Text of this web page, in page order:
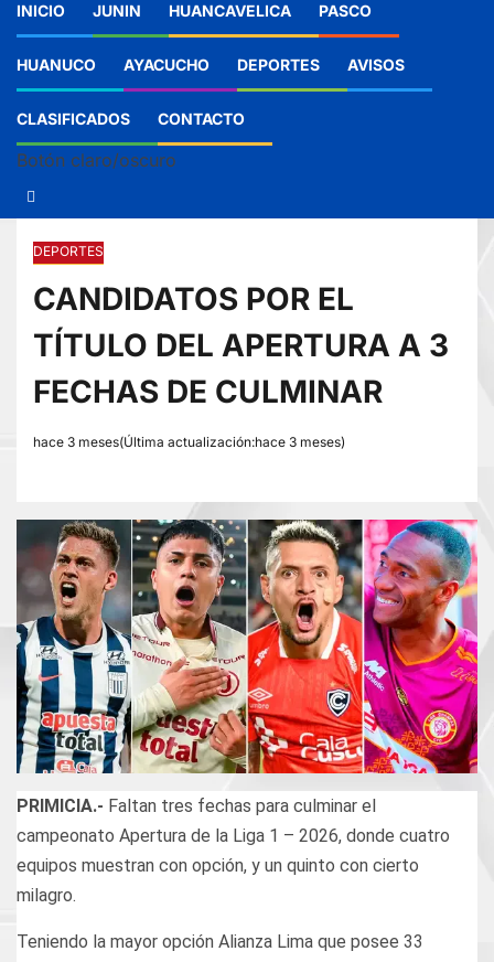
INICIO JUNIN HUANCAVELICA PASCO
HUANUCO AYACUCHO DEPORTES AVISOS
CLASIFICADOS CONTACTO
Botón claro/oscuro
DEPORTES
CANDIDATOS POR EL
TÍTULO DEL APERTURA A 3
FECHAS DE CULMINAR
hace 3 meses(Última actualización:hace 3 meses)
PRIMICIA.- Faltan tres fechas para culminar el
campeonato Apertura de la Liga 1 – 2026, donde cuatro
equipos muestran con opción, y un quinto con cierto
milagro.
Teniendo la mayor opción Alianza Lima que posee 33